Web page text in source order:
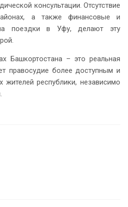
консультации. Отсутствие
а также финансовые и
поездки в Уфу, делают эту
Башкортостана – это реальная
правосудие более доступным и
республики, независимо